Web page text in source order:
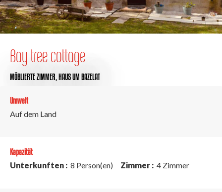
Bay tree cottage
MÖBLIERTE ZIMMER,HAUSUM BAZELAT
Umwelt
Auf dem Land
Kapazität
Unterkunften : 8 Person(en) Zimmer : 4 Zimmer